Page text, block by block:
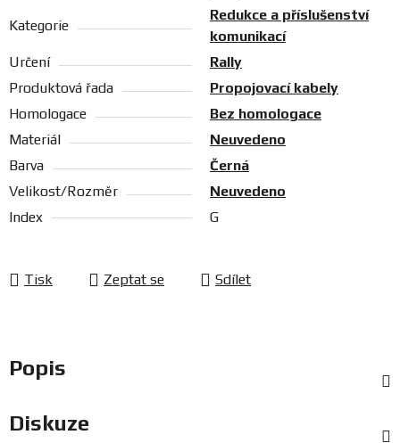
Kategorie
Redukce a příslušenství
komunikací
Určení
Rally
Produktová řada
Propojovací kabely
Homologace
Bez homologace
Materiál
Neuvedeno
Barva
Černá
Velikost/Rozměr
Neuvedeno
Index
G
Tisk Zeptat se Sdílet
Popis
Diskuze